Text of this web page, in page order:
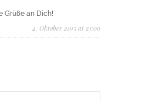
Grüße an Dich!
4. Oktober 2015 at 21:00